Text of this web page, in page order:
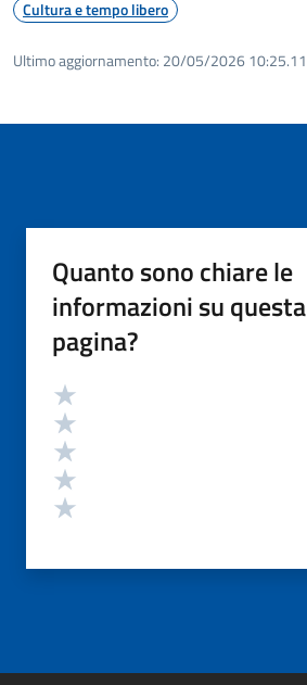
Cultura e tempo libero
Ultimo aggiornamento: 20/05/2026 10:25.11
Quanto sono chiare le
informazioni su questa
pagina?
Valutazione